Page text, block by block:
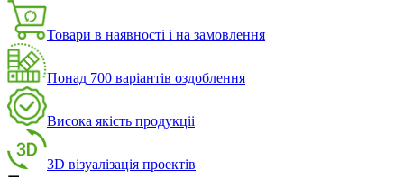
Товари в наявності і на замовлення
Понад 700 варіантів оздоблення
Висока якість продукціі
3D візуалізація проектів